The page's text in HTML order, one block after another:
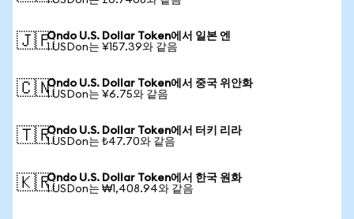
🇯🇵Ondo U.S. Dollar Token에서 일본 엔
1 USDon는 ¥157.39와 같음
🇨🇳Ondo U.S. Dollar Token에서 중국 위안화
1 USDon는 ¥6.75와 같음
🇹🇷Ondo U.S. Dollar Token에서 터키 리라
1 USDon는 ₺47.70와 같음
🇰🇷Ondo U.S. Dollar Token에서 한국 원화
1 USDon는 ₩1,408.94와 같음